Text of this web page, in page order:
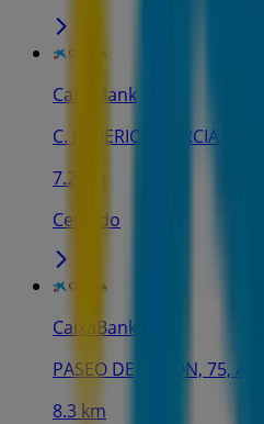
CaixaBank
C. FEDERICO GARCIA
7.2 km
Cerrado
CaixaBank
PASEO DE COLON, 75,
8.3 km